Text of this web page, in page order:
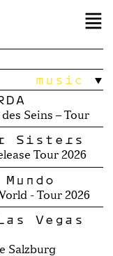
music
Seins – Tour
Sisters
Tour 2026
- Tour 2026
Vegas
Salzburg